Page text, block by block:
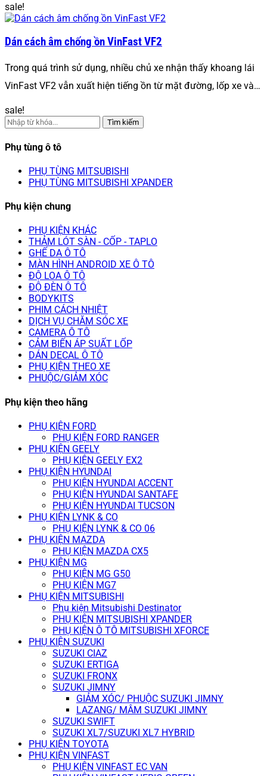
sale!
Dán cách âm chống ồn VinFast VF2
Trong quá trình sử dụng, nhiều chủ xe nhận thấy khoang lái
VinFast VF2 vẫn xuất hiện tiếng ồn từ mặt đường, lốp xe và…
sale!
Tìm kiếm
Phụ tùng ô tô
PHỤ TÙNG MITSUBISHI
PHỤ TÙNG MITSUBISHI XPANDER
Phụ kiện chung
PHỤ KIỆN KHÁC
THẢM LÓT SÀN - CỐP - TAPLO
GHẾ DA Ô TÔ
MÀN HÌNH ANDROID XE Ô TÔ
ĐỘ LOA Ô TÔ
ĐỘ ĐÈN Ô TÔ
BODYKITS
PHIM CÁCH NHIỆT
DỊCH VỤ CHĂM SÓC XE
CAMERA Ô TÔ
CẢM BIẾN ÁP SUẤT LỐP
DÁN DECAL Ô TÔ
PHỤ KIỆN THEO XE
PHUỘC/GIẢM XÓC
Phụ kiện theo hãng
PHỤ KIỆN FORD
PHỤ KIỆN FORD RANGER
PHỤ KIỆN GEELY
PHỤ KIỆN GEELY EX2
PHỤ KIỆN HYUNDAI
PHỤ KIỆN HYUNDAI ACCENT
PHỤ KIỆN HYUNDAI SANTAFE
PHỤ KIỆN HYUNDAI TUCSON
PHỤ KIỆN LYNK & CO
PHỤ KIỆN LYNK & CO 06
PHỤ KIỆN MAZDA
PHỤ KIỆN MAZDA CX5
PHỤ KIỆN MG
PHỤ KIỆN MG G50
PHỤ KIỆN MG7
PHỤ KIỆN MITSUBISHI
Phụ kiện Mitsubishi Destinator
PHỤ KIỆN MITSUBISHI XPANDER
PHỤ KIỆN Ô TÔ MITSUBISHI XFORCE
PHỤ KIỆN SUZUKI
SUZUKI CIAZ
SUZUKI ERTIGA
SUZUKI FRONX
SUZUKI JIMNY
GIẢM XÓC/ PHUỘC SUZUKI JIMNY
LAZANG/ MÂM SUZUKI JIMNY
SUZUKI SWIFT
SUZUKI XL7/SUZUKI XL7 HYBRID
PHỤ KIỆN TOYOTA
PHỤ KIỆN VINFAST
PHỤ KIỆN VINFAST EC VAN